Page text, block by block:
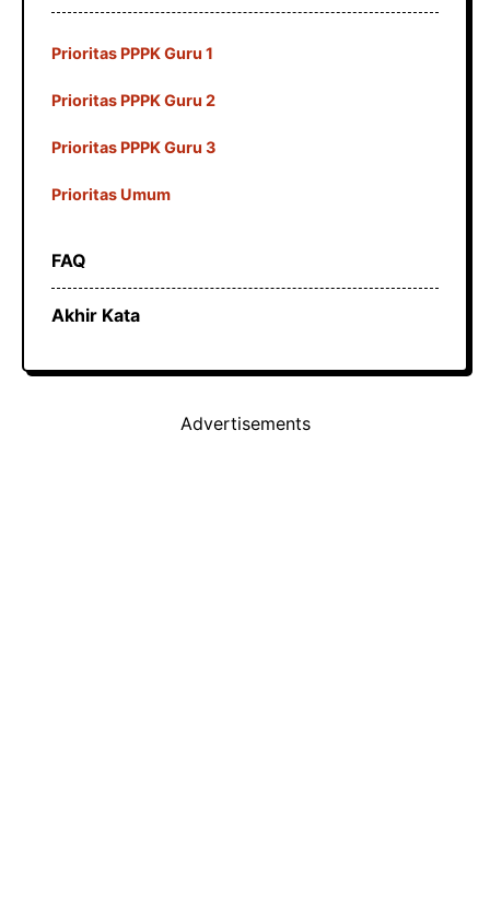
Prioritas PPPK Guru 1
Prioritas PPPK Guru 2
Prioritas PPPK Guru 3
Prioritas Umum
FAQ
Akhir Kata
Advertisements